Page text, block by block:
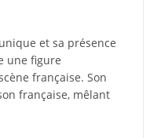
et sa présence
une figure
française. Son
française, mêlant